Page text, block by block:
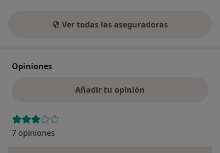
Ver todas las aseguradoras
Opiniones
Añadir tu opinión
7 opiniones